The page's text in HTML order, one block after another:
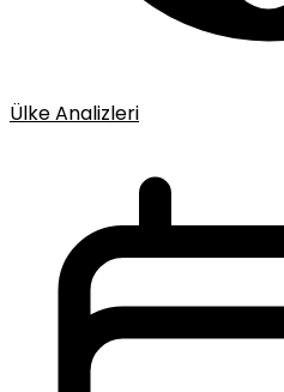
Ülke Analizleri